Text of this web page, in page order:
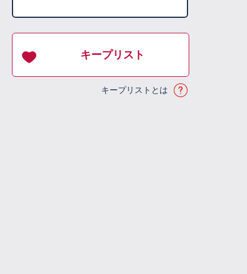
キープリスト
キープリストとは